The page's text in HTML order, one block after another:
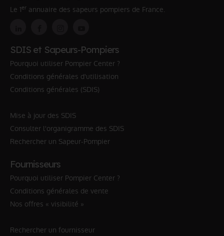
Le 1er annuaire des sapeurs pompiers de France.
SDIS et Sapeurs-Pompiers
Pourquoi utiliser Pompier Center ?
Conditions générales d'utilisation
Conditions générales (SDIS)
Mise à jour des SDIS
Consulter l'organigramme des SDIS
Rechercher un Sapeur-Pompier
Fournisseurs
Pourquoi utiliser Pompier Center ?
Conditions générales de vente
Nos offres « visibilité »
Rechercher un fournisseur